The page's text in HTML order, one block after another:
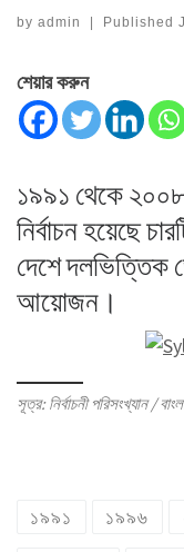
by admin | Published
শেয়ার করুন
১৯৯১ থেকে
নির্বাচন হয়েছে
দেশে দলভিত্তিক
আয়োজন।
সূত্র: নির্বাচনী পরিসংখ্যান /
১৯৯১ ১৯৯৬